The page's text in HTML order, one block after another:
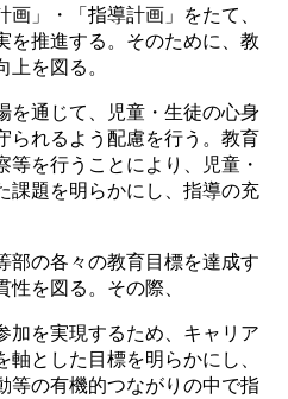
画」・「指導計画」をたて、
を推進する。そのために、教
上を図る。
を通じて、児童・生徒の心身
られるよう配慮を行う。教育
等を行うことにより、児童・
課題を明らかにし、指導の充
部の各々の教育目標を達成す
貫性を図る。その際、
加を実現するため、キャリア
とした目標を明らかにし、
等の有機的つながりの中で指